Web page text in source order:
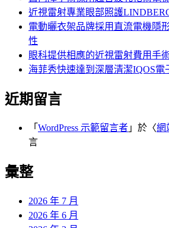
近視雷射專業眼部照護
電動曬衣架品牌採用直流電機隱
性
眼科提供相應的近視雷射費用手
海菲秀快速達到深層清潔IQOS電
近期留言
「 WordPress 示範留言者 」於〈網
言
彙整
2026 年 7 月
2026 年 6 月